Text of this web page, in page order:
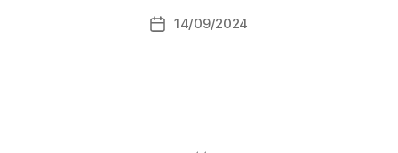
14/09/2024